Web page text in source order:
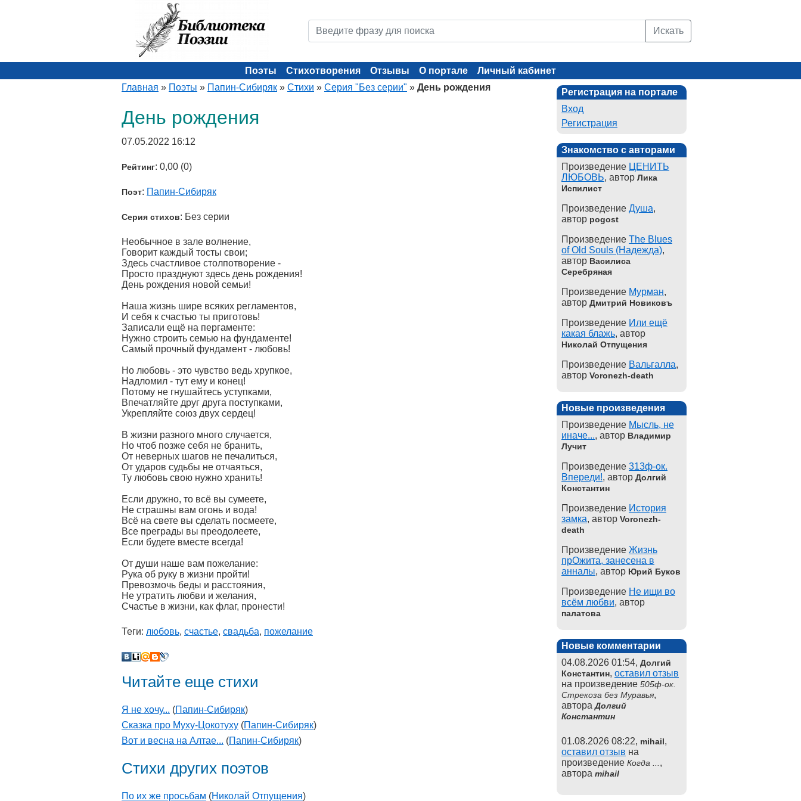
Искать
Поэты Стихотворения Отзывы О портале
Личный кабинет
Главная » Поэты » Папин-Сибиряк » Стихи » Серия "Без серии" » День рождения
День рождения
07.05.2022 16:12
Рейтинг: 0,00 (0)
Поэт: Папин-Сибиряк
Серия стихов: Без серии
Необычное в зале волнение,
Говорит каждый тосты свои;
Здесь счастливое столпотворение -
Просто празднуют здесь день рождения!
День рождения новой семьи!
Наша жизнь шире всяких регламентов,
И себя к счастью ты приготовь!
Записали ещё на пергаменте:
Нужно строить семью на фундаменте!
Самый прочный фундамент - любовь!
Но любовь - это чувство ведь хрупкое,
Надломил - тут ему и конец!
Потому не гнушайтесь уступками,
Впечатляйте друг друга поступками,
Укрепляйте союз двух сердец!
В жизни разного много случается,
Но чтоб позже себя не бранить,
От неверных шагов не печалиться,
От ударов судьбы не отчаяться,
Ту любовь свою нужно хранить!
Если дружно, то всё вы сумеете,
Не страшны вам огонь и вода!
Всё на свете вы сделать посмеете,
Все преграды вы преодолеете,
Если будете вместе всегда!
От души наше вам пожелание:
Рука об руку в жизни пройти!
Превозмочь беды и расстояния,
Не утратить любви и желания,
Счастье в жизни, как флаг, пронести!
Теги: любовь, счастье, свадьба, пожелание
Читайте еще стихи
Я не хочу... (Папин-Сибиряк)
Сказка про Муху-Цокотуху (Папин-Сибиряк)
Вот и весна на Алтае... (Папин-Сибиряк)
Стихи других поэтов
По их же просьбам (Николай Отпущения)
Регистрация на портале
Вход
Регистрация
Знакомство с авторами
Произведение ЦЕНИТЬ
ЛЮБОВЬ, автор Лика
Испилист
Произведение Душа,
автор pogost
Произведение The Blues
of Old Souls (Надежда),
автор Василиса
Серебряная
Произведение Мурман,
автор Дмитрий Новиковъ
Произведение Или ещё
какая блажь, автор
Николай Отпущения
Произведение Вальгалла,
автор Voronezh-death
Новые произведения
Произведение Мысль, не
иначе..., автор Владимир
Лучит
Произведение 313ф-ок.
Впереди!, автор Долгий
Константин
Произведение История
замка, автор Voronezh-
death
Произведение Жизнь
прОжита, занесена в
анналы, автор Юрий Буков
Произведение Не ищи во
всём любви, автор
палатова
Новые комментарии
04.08.2026 01:54, Долгий
Константин, оставил отзыв
на произведение 505ф-ок.
Стрекоза без Муравья,
автораДолгий
Константин
01.08.2026 08:22, mihail,
оставил отзыв на
произведение Когда ... ,
автора mihail